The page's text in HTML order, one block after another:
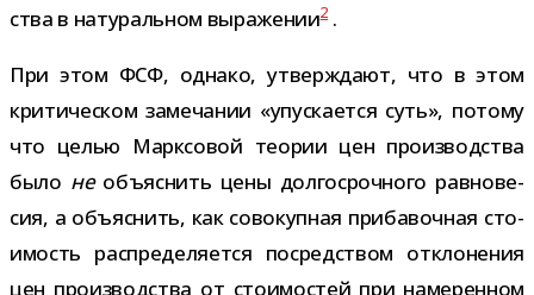
ства в нату­раль­ном выра­же­нии2.
При этом ФСФ, однако, утвер­ждают, что в этом
кри­ти­че­ском заме­ча­нии «упус­ка­ется суть», потому
что целью Марксовой тео­рии цен про­из­вод­ства
было не объ­яс­нить цены дол­го­сроч­ного рав­но­ве­
сия, а объ­яс­нить, как сово­куп­ная при­ба­воч­ная сто­
и­мость рас­пре­де­ля­ется посред­ством откло­не­ния
цен про­из­вод­ства от сто­и­мо­стей при наме­рен­ном